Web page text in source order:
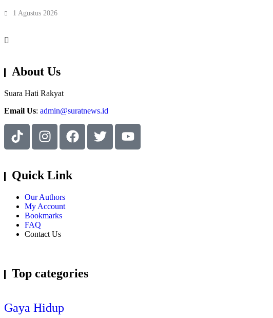
1 Agustus 2026
About Us
Suara Hati Rakyat
Email Us: admin@suratnews.id
Quick Link
Our Authors
My Account
Bookmarks
FAQ
Contact Us
Top categories
Gaya Hidup